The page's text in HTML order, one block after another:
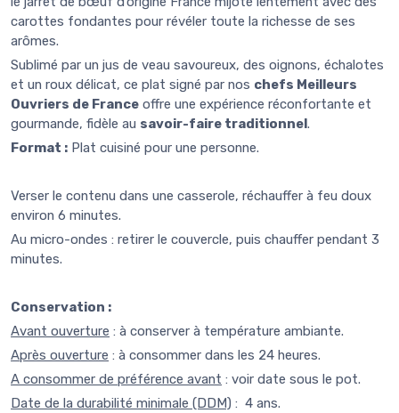
carottes fondantes pour révéler toute la richesse de ses
arômes.
Sublimé par un jus de veau savoureux, des oignons, échalotes
et un roux délicat, ce plat signé par nos chefs Meilleurs
Ouvriers de France offre une expérience réconfortante et
gourmande, fidèle au savoir-faire traditionnel .
Format : Plat cuisiné pour une personne.
Verser le contenu dans une casserole, réchauffer à feu doux
environ 6 minutes.
Au micro-ondes : retirer le couvercle, puis chauffer pendant 3
minutes.
Conservation :
Avant ouverture : à conserver à température ambiante.
Après ouverture : à consommer dans les 24 heures.
A consommer de préférence avant : voir date sous le pot.
Date de la durabilité minimale (DDM) : 4 ans.